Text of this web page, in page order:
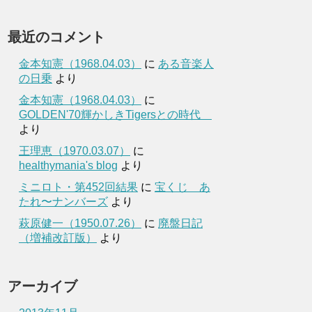
最近のコメント
金本知憲（1968.04.03） に ある音楽人
の日乗 より
金本知憲（1968.04.03）
に
GOLDEN'70輝かしきTigersとの時代
より
王理恵（1970.03.07）
に
healthymania's blog より
ミニロト・第452回結果 に 宝くじ あ
たれ〜ナンバーズ より
萩原健一（1950.07.26）
に 廃盤日記
（増補改訂版）
より
アーカイブ